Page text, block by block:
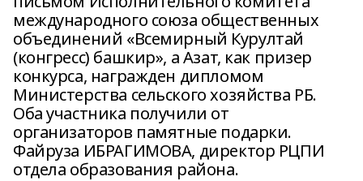
международного союза общественных
объединений «Всемирный Курултай
(конгресс) башкир», а Азат, как призер
конкурса, награжден дипломом
Министерства сельского хозяйства РБ.
Оба участника получили от
организаторов памятные подарки.
Файруза ИБРАГИМОВА, директор РЦПИ
отдела образования района.